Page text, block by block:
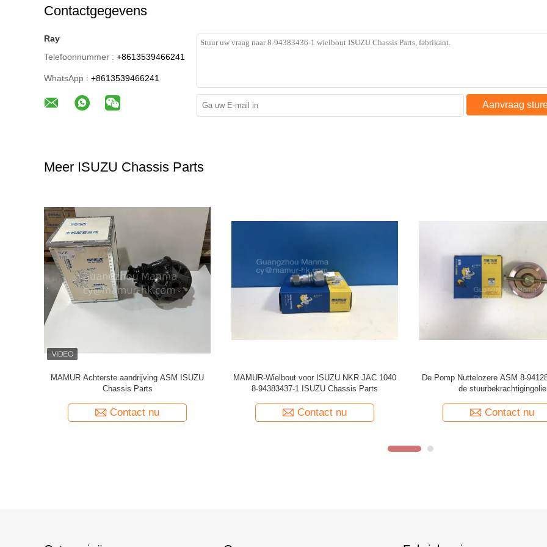
Contactgegevens
Ray
Telefoonnummer : +8613539466241
WhatsApp : +8613539466241
Aanvraag
Meer ISUZU Chassis Parts
8-97331940-0 ISUZU Chassis Parts Power
Steering-Pomp voor ISUZU TFR TFS
Contact nu
Van het de Drijfascentrum van ISUZU NPR de
Steun JMC JAC 6700 5-37516005-0
Contact nu
Linkernqr QKR van Bandrod end
NPR ELF 8-97142101-1 Spoor
Contact nu